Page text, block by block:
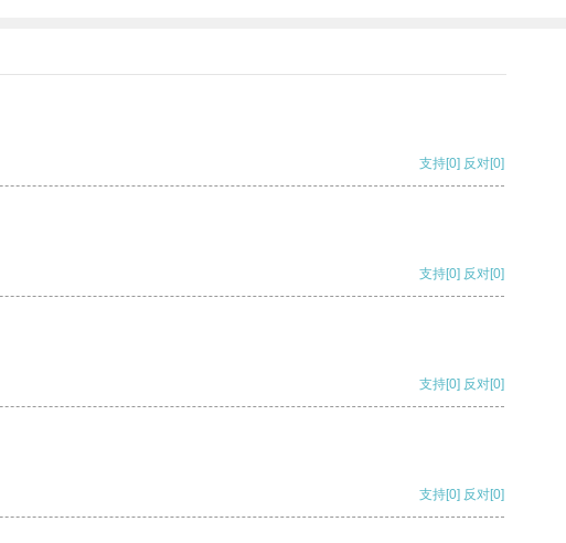
支持[0] 反对[0]
支持[0] 反对[0]
支持[0] 反对[0]
支持[0] 反对[0]